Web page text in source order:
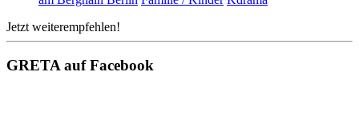
Jetzt weiterempfehlen!
GRETA auf Facebook